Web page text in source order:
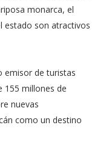
monarca, el
estado son atractivos
emisor de turistas
155 millones de
nuevas
como un destino